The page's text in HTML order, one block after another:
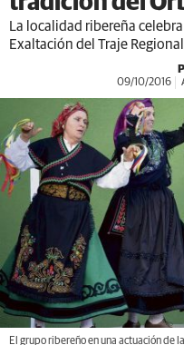
La localidad ribereña
Exaltación del Traje Regional
09/10/2016
El grupo ribereño en una actuación de